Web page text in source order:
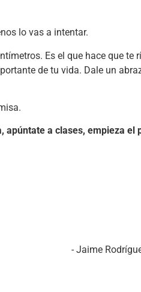
lo vas a intentar.
Es el que hace que te
de tu vida. Dale un
apúntate a clases, empieza el